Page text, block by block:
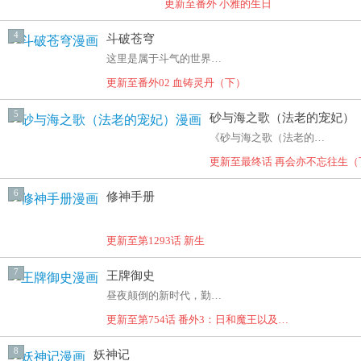
更新至番外 小雅的生日
4 斗破苍穹
这里是属于斗气的世界，没有花俏艳丽的魔法，有的，
更新至番外02 血铸灵丹（下）
5 砂与海之歌（法老的宠妃）
《砂与海之歌（法老的宠妃）
更新至最终话 再会亦不忘往生（
6 修神手册
更新至第1293话 新生
7 王牌御史
昼夜颠倒的新时代，勤劳的御史大人们降妖除魔打怪
更新至第754话 番外3：日和魔王以及…
8 妖神记